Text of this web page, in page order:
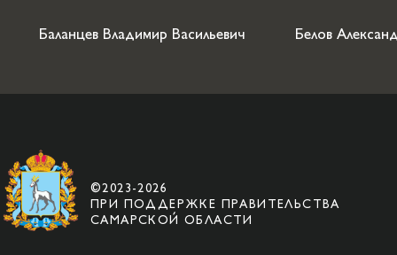
Баланцев Владимир Васильевич Белов
©2023-2026
ПРИ ПОДДЕРЖКЕ ПРАВИТЕЛЬСТВА
САМАРСКОЙ ОБЛАСТИ